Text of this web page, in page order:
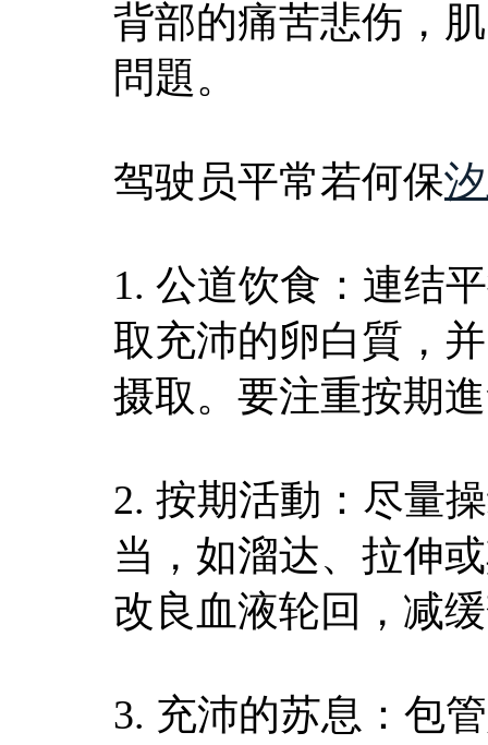
背部的痛苦悲伤，
問題。
驾驶员平常若何保
1. 公道饮食：連结
取充沛的卵白質，
摄取。要注重按期
2. 按期活動：尽量
当，如溜达、拉伸
改良血液轮回，减
3. 充沛的苏息：包